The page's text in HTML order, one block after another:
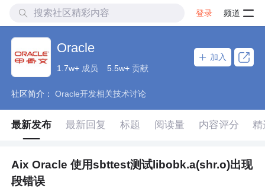
登录 频道
Oracle
1.7w+ 成员 5.5w+ 贡献
加入
社区简介： Oracle开发相关技术讨论
最新发布 最新回复 标题 阅读量 内容评分 精
Aix Oracle 使用sbttest测试libobk.a(shr.o)出现
段错误